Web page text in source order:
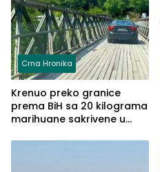
Crna Hronika
Krenuo preko granice
prema BiH sa 20 kilograma
marihuane sakrivene u